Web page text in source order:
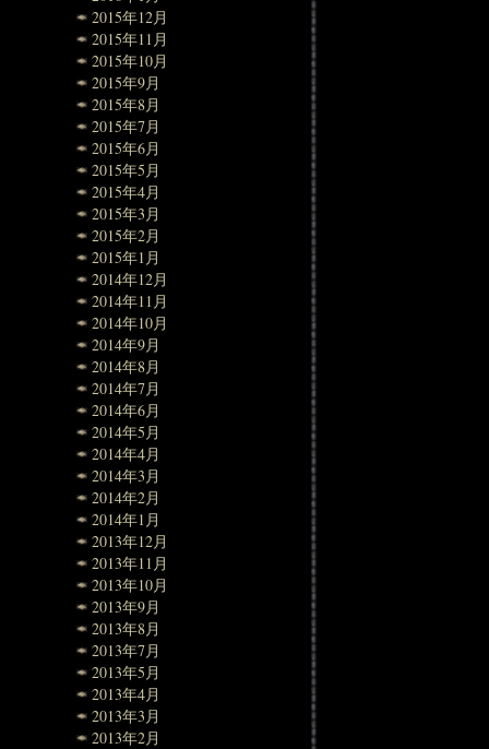
2015年12月
2015年11月
2015年10月
2015年9月
2015年8月
2015年7月
2015年6月
2015年5月
2015年4月
2015年3月
2015年2月
2015年1月
2014年12月
2014年11月
2014年10月
2014年9月
2014年8月
2014年7月
2014年6月
2014年5月
2014年4月
2014年3月
2014年2月
2014年1月
2013年12月
2013年11月
2013年10月
2013年9月
2013年8月
2013年7月
2013年5月
2013年4月
2013年3月
2013年2月